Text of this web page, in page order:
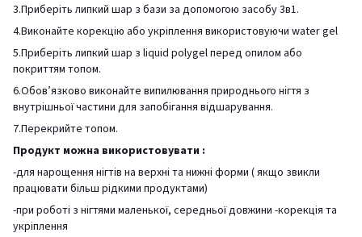
3.Приберіть липкий шар з бази за допомогою засобу 3в1.
4.Виконайте корекцію або укріплення використовуючи water gel
5.Приберіть липкий шар з liquid polygel перед опилом або
покриттям топом.
6.Обов’язково виконайте випилювання природнього нігтя з
внутрішньої частини для запобігання відшарування.
7.Перекрийте топом.
Продукт можна використовувати :
-для нарощення нігтів на верхні та нижні форми ( якщо звикли
працювати більш рідкими продуктами)
-при роботі з нігтями маленької, середньої довжини -корекція та
укріплення